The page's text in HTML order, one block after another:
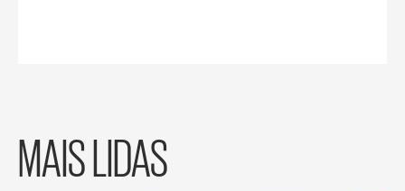
MAIS LIDAS